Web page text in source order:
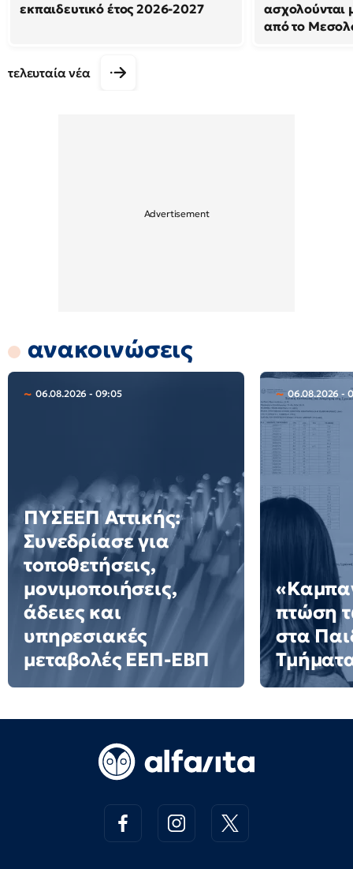
εκπαιδευτικό έτος 2026-2027
ασχολούνται
από το
τελευταία νέα
ανακοινώσεις
06.08.2026 - 09:05
ΠΥΣΕΕΠ Αττικής:
Συνεδρίασε για
τοποθετήσεις,
μονιμοποιήσεις,
άδειες και
υπηρεσιακές
μεταβολές ΕΕΠ-ΕΒΠ
06.08.2026 -
πτώση
στα